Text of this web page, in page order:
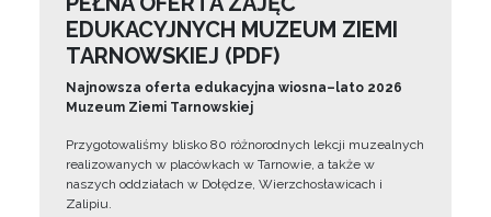
EDUKACYJNYCH MUZEUM ZIEMI
TARNOWSKIEJ (PDF)
Najnowsza oferta edukacyjna wiosna–lato 2026
Muzeum Ziemi Tarnowskiej
Przygotowaliśmy blisko 80 różnorodnych lekcji muzealnych
realizowanych w placówkach w Tarnowie, a także w
naszych oddziałach w Dołędze, Wierzchosławicach i
Zalipiu.